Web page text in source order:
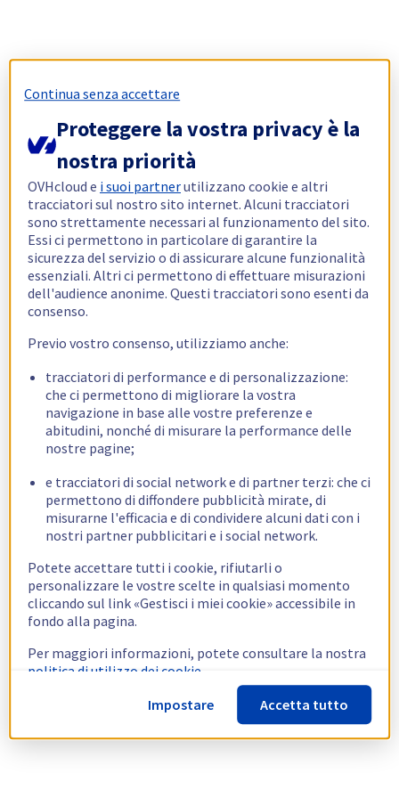
Continua senza accettare
Proteggere la vostra privacy è la
nostra priorità
OVHcloud e i suoi partnerutilizzano cookie e altri
tracciatori sul nostro sito internet. Alcuni tracciatori
sono strettamente necessari al funzionamento del sito.
Essi ci permettono in particolare di garantire la
sicurezza del servizio o di assicurare alcune funzionalità
essenziali. Altri ci permettono di effettuare misurazioni
dell'audience anonime. Questi tracciatori sono esenti da
consenso.
Previo vostro consenso, utilizziamo anche:
tracciatori di performance e di personalizzazione:
che ci permettono di migliorare la vostra
navigazione in base alle vostre preferenze e
abitudini, nonché di misurare la performance delle
nostre pagine;
e tracciatori di social network e di partner terzi: che ci
permettono di diffondere pubblicità mirate, di
misurarne l'efficacia e di condividere alcuni dati con i
nostri partner pubblicitari e i social network.
Potete accettare tutti i cookie, rifiutarli o
personalizzare le vostre scelte in qualsiasi momento
cliccando sul link «Gestisci i miei cookie» accessibile in
fondo alla pagina.
Per maggiori informazioni, potete consultare la nostra
politica di utilizzo dei cookie.
Impostare
Accetta tutto